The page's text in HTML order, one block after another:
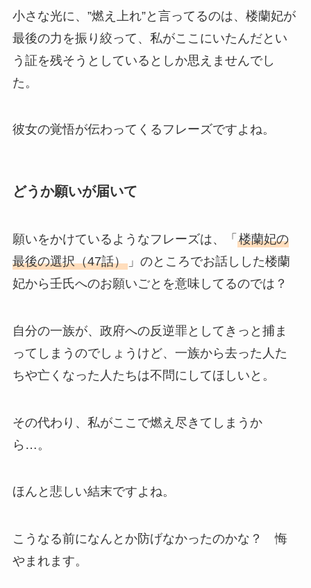
小さな光に、”燃え上れ”と言ってるのは、楼蘭妃が
最後の力を振り絞って、私がここにいたんだとい
う証を残そうとしているとしか思えませんでし
た。
彼女の覚悟が伝わってくるフレーズですよね。
どうか願いが届いて
願いをかけているようなフレーズは、「 楼蘭妃の
最後の選択（47話）」のところでお話しした楼蘭
妃から壬氏へのお願いごとを意味してるのでは？
自分の一族が、政府への反逆罪としてきっと捕ま
ってしまうのでしょうけど、一族から去った人た
ちや亡くなった人たちは不問にしてほしいと。
その代わり、私がここで燃え尽きてしまうか
ら…。
ほんと悲しい結末ですよね。
こうなる前になんとか防げなかったのかな？ 悔
やまれます。